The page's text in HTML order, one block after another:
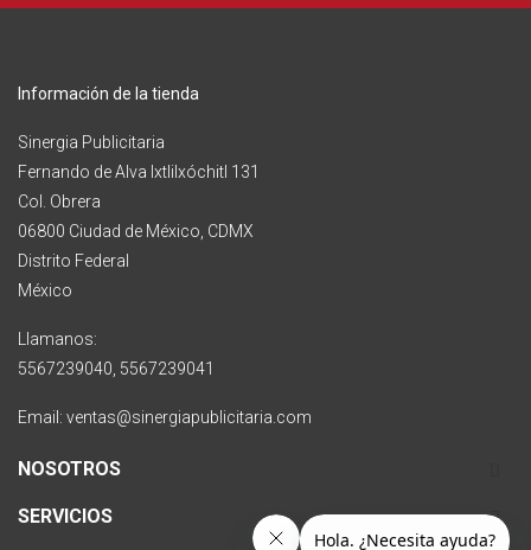
Información de la tienda
Sinergia Publicitaria
Fernando de Alva Ixtlilxóchitl 131
Col. Obrera
06800 Ciudad de México, CDMX
Distrito Federal
México
Llamanos:
5567239040, 5567239041
Email: ventas@sinergiapublicitaria.com
NOSOTROS
SERVICIOS